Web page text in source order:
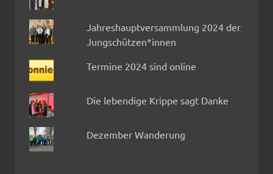
Jahreshauptversammlung 2024 der
Jungschützen*innen
Termine 2024 sind online
Die lebendige Krippe sagt Danke
Dezember Wanderung